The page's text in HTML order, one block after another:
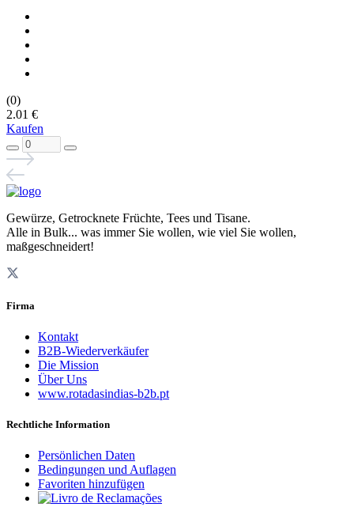
(0)
2.01 €
Kaufen
Gewürze, Getrocknete Früchte, Tees und Tisane.
Alle in Bulk... was immer Sie wollen, wie viel Sie wollen,
maßgeschneidert!
Firma
Kontakt
B2B-Wiederverkäufer
Die Mission
Über Uns
www.rotadasindias-b2b.pt
Rechtliche Information
Persönlichen Daten
Bedingungen und Auflagen
Favoriten hinzufügen